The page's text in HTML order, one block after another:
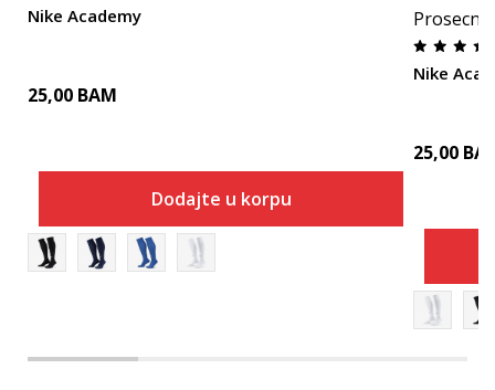
Nike Academy
25,00 BAM
Dodajte u korpu
Nike
25,00